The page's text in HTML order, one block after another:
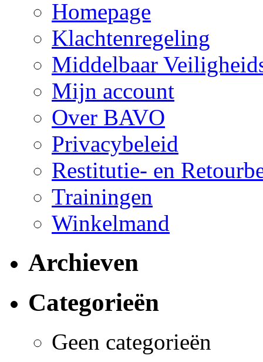
Homepage
Klachtenregeling
Middelbaar
Mijn account
Over BAVO
Privacybeleid
Restitutie- en
Trainingen
Winkelmand
Archieven
Categorieën
Geen categorieën